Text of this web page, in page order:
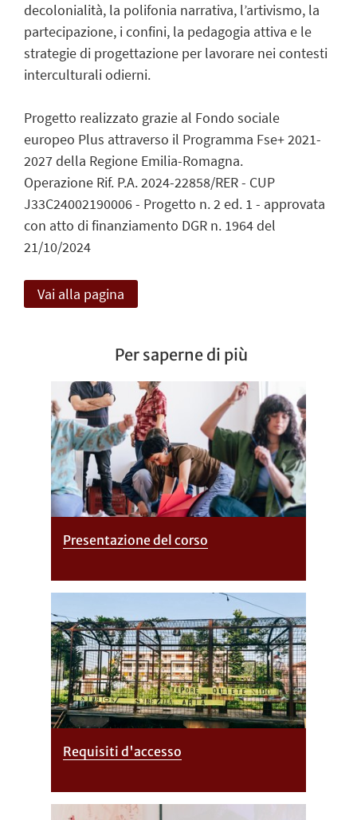
decolonialità, la polifonia narrativa, l’artivismo, la
partecipazione, i confini, la pedagogia attiva e le
strategie di progettazione per lavorare nei contesti
interculturali odierni.
Progetto realizzato grazie al Fondo sociale
europeo Plus attraverso il Programma Fse+ 2021-
2027 della Regione Emilia-Romagna.
Operazione Rif. P.A. 2024-22858/RER - CUP
J33C24002190006 - Progetto n. 2 ed. 1 - approvata
con atto di finanziamento DGR n. 1964 del
21/10/2024
Vai alla pagina
Per saperne di più
Presentazione del corso
Requisiti d'accesso